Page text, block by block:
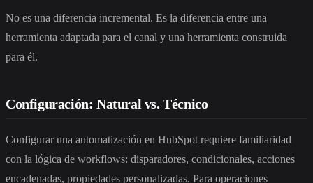
No es una diferencia incremental. Es la diferencia entre una
herramienta adaptada para el canal y una herramienta construida
para él.
Configuración: Natural vs. Técnico
Configurar una automatización en HubSpot requiere familiaridad
con la lógica de workflows: disparadores, condicionales, acciones
encadenadas, propiedades personalizadas. Para operaciones